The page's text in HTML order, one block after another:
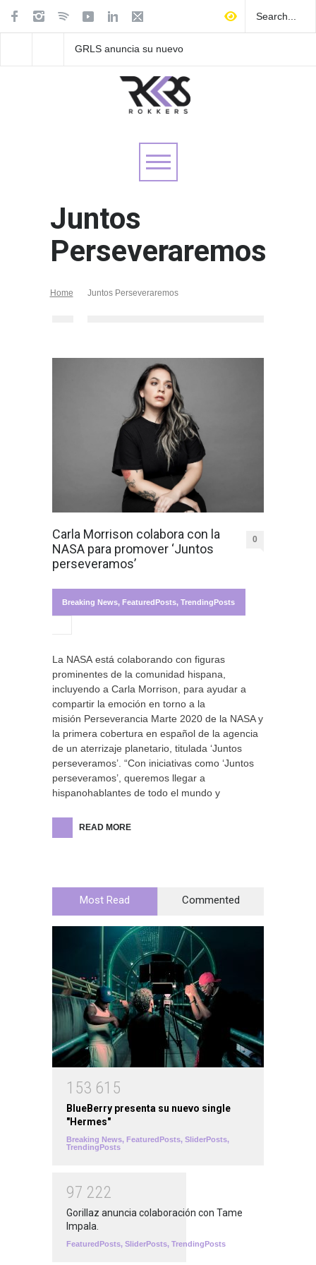
GRLS anuncia su nuevo
Juntos
Perseveraremos
Home Juntos Perseveraremos
Carla Morrison colabora con la
NASA para promover ‘Juntos
perseveramos’
0
Breaking News, FeaturedPosts, TrendingPosts
La NASA está colaborando con figuras
prominentes de la comunidad hispana,
incluyendo a Carla Morrison, para ayudar a
compartir la emoción en torno a la
misión Perseverancia Marte 2020 de la NASA y
la primera cobertura en español de la agencia
de un aterrizaje planetario, titulada ‘Juntos
perseveramos’. “Con iniciativas como ‘Juntos
perseveramos’, queremos llegar a
hispanohablantes de todo el mundo y
READ MORE
Most Read Commented
1 53 61 5
BlueBerry presenta su nuevo single
"Hermes"
Breaking News, FeaturedPosts, SliderPosts,
TrendingPosts
97 222
Gorillaz anuncia colaboración con Tame
Impala.
FeaturedPosts, SliderPosts, TrendingPosts